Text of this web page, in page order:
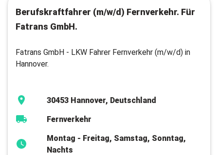
Berufskraftfahrer (m/w/d) Fernverkehr. Für
Fatrans GmbH.
Fatrans GmbH - LKW Fahrer Fernverkehr (m/w/d) in
Hannover.
30453 Hannover, Deutschland
Fernverkehr
Montag - Freitag, Samstag, Sonntag,
Nachts